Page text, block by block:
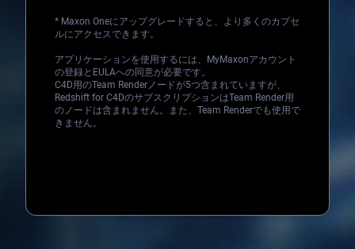
* Maxon Oneにアップグレードすると、より多くのカプセ
ルにアクセスできます。
アプリケーションを使用するには、MyMaxonアカウント
の登録とEULAへの同意が必要です。
C4D用のTeam Renderノードが5つ含まれていますが、
Redshift for C4DのサブスクリプションはTeam Render用
のノードは含まれません。また、Team Renderでも使用で
きません。